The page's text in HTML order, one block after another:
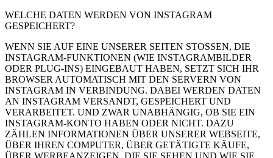
WELCHE DATEN WERDEN VON INSTAGRAM
GESPEICHERT?
WENN SIE AUF EINE UNSERER SEITEN STOSSEN, DIE
INSTAGRAM-FUNKTIONEN (WIE INSTAGRAMBILDER
ODER PLUG-INS) EINGEBAUT HABEN, SETZT SICH IHR
BROWSER AUTOMATISCH MIT DEN SERVERN VON
INSTAGRAM IN VERBINDUNG. DABEI WERDEN DATEN
AN INSTAGRAM VERSANDT, GESPEICHERT UND
VERARBEITET. UND ZWAR UNABHÄNGIG, OB SIE EIN
INSTAGRAM-KONTO HABEN ODER NICHT. DAZU
ZÄHLEN INFORMATIONEN ÜBER UNSERER WEBSEITE,
ÜBER IHREN COMPUTER, ÜBER GETÄTIGTE KÄUFE,
ÜBER WERBEANZEIGEN, DIE SIE SEHEN UND WIE SIE